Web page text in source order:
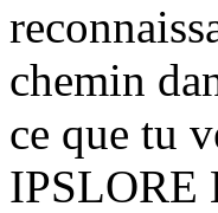
chemin
ce que tu
IPSLORE